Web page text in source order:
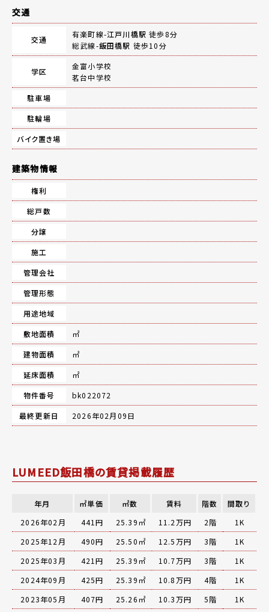
交通
交通
有楽町線-江戸川橋駅 徒歩8分
総武線-飯田橋駅 徒歩10分
学区
金富小学校
茗台中学校
駐車場
駐輪場
バイク置き場
建築物情報
権利
総戸数
分譲
施工
管理会社
管理形態
用途地域
敷地面積
㎡
建物面積
㎡
延床面積
㎡
物件番号
bk022072
最終更新日
2026年02月09日
LUMEED飯田橋の賃貸掲載履歴
年月 ㎡単価 ㎡数 賃料 階数
間取り
2026年02月
441円 25.39㎡ 11.2万円 2階
1K
2025年12月
490円 25.50㎡ 12.5万円 3階
1K
2025年03月
421円 25.39㎡ 10.7万円 3階
1K
2024年09月
425円 25.39㎡ 10.8万円 4階
1K
2023年05月
407円 25.26㎡ 10.3万円 5階
1K